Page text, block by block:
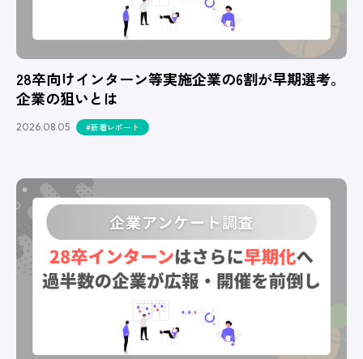
28卒向けインターン等実施企業の6割が早期選考。
企業の狙いとは
2026.08.05 #新着レポート